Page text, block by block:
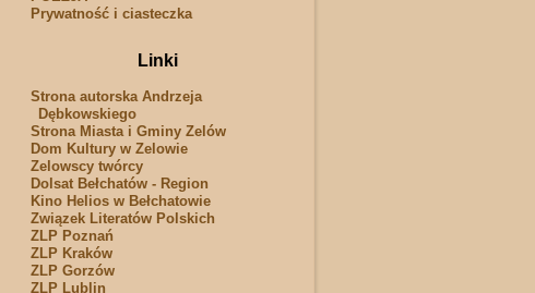
Prywatność i ciasteczka
Linki
Strona autorska Andrzeja
Dębkowskiego
Strona Miasta i Gminy Zelów
Dom Kultury w Zelowie
Zelowscy twórcy
Dolsat Bełchatów - Region
Kino Helios w Bełchatowie
Związek Literatów Polskich
ZLP Poznań
ZLP Kraków
ZLP Gorzów
ZLP Lublin